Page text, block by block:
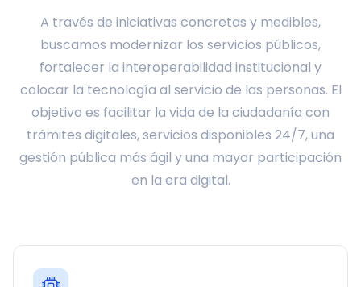
A través de iniciativas concretas y medibles,
buscamos modernizar los servicios públicos,
fortalecer la interoperabilidad institucional y
colocar la tecnología al servicio de las personas. El
objetivo es facilitar la vida de la ciudadanía con
trámites digitales, servicios disponibles 24/7, una
gestión pública más ágil y una mayor participación
en la era digital.